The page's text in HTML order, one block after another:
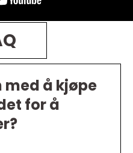
med å kjøpe
for å